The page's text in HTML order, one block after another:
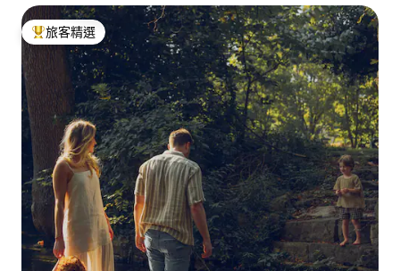
旅客精選榜首
旅客精選